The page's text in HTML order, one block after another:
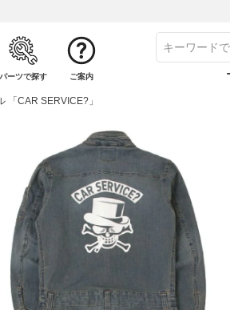
パーツで探す ご案内
「CAR SERVICE?」